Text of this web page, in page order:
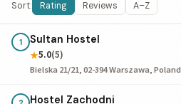
Sort: Rating Reviews A–Z
1 Sultan Hostel
★5.0(5)
Bielska 21/21, 02-394 Warszawa, Poland
Hostel Zachodni